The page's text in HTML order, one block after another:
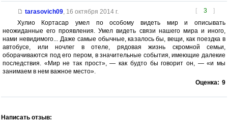
[ 3 ]
tarasovich09, 16 октября 2014 г.
Хулио Кортасар умел по особому видеть мир и описывать
неожиданные его проявления. Умел видеть связи нашего мира и иного,
нами невидимого... Даже самые обычные, казалось бы, вещи, как поездка в
автобусе, или ночлег в отеле, рядовая жизнь скромной семьи,
оборачиваются под его пером, в значительные события, имеющие далекие
последствия. «Мир не так прост», — как будто бы говорит он, — «и мы
занимаем в нем важное место».
Оценка: 9
Написать отзыв: